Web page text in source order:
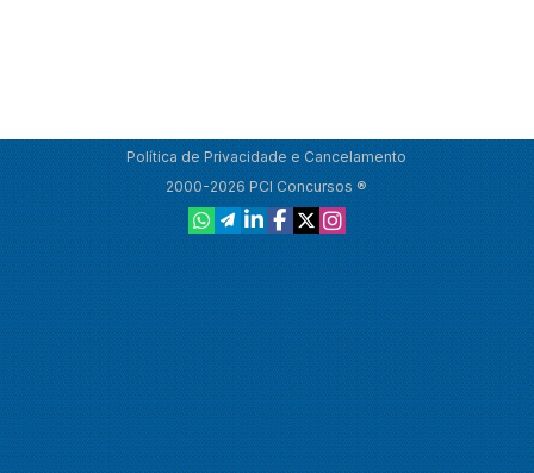
Política de Privacidade e Cancelamento
2000-2026 PCI Concursos ®